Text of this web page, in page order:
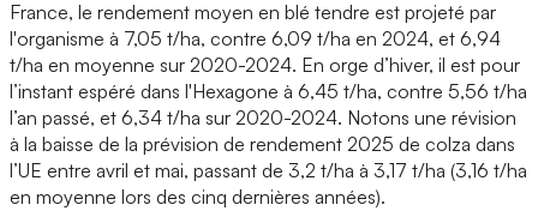
France, le rendement moyen en blé tendre est projeté par
l'organisme à 7,05 t/ha, contre 6,09 t/ha en 2024, et 6,94
t/ha en moyenne sur 2020-2024. En orge d’hiver, il est pour
l’instant espéré dans l'Hexagone à 6,45 t/ha, contre 5,56 t/ha
l’an passé, et 6,34 t/ha sur 2020-2024. Notons une révision
à la baisse de la prévision de rendement 2025 de colza dans
l’UE entre avril et mai, passant de 3,2 t/ha à 3,17 t/ha (3,16 t/ha
en moyenne lors des cinq dernières années).